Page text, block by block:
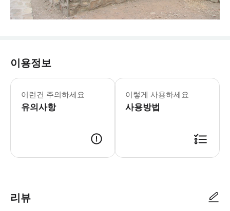
이용정보
이런건 주의하세요
유의사항
- 차량 정보 * 스탠다드 세단 * 탑승객
- 수하물 정보 * 수하물 크기: 30인
- 추가정보 * 차량 내 음식물 섭취는
- 예약확정 * 예약 후 확정 여부를 바
- 예약 조건 및 유의사항 * 아동용 카
이렇게 사용하세요
사용방법
리뷰